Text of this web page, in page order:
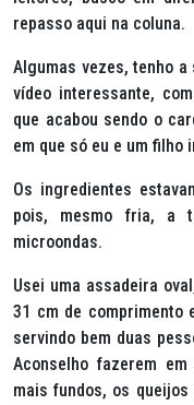
repasso aqui na coluna.
Algumas vezes, tenho
vídeo interessante,
que acabou sendo o
em que só eu e um filho
Os ingredientes
pois, mesmo fria, a
microondas.
Usei uma assadeira
31 cm de comprimento
servindo bem duas
Aconselho fazerem
mais fundos, os